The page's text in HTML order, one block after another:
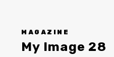
MAGAZINE
My Image 28